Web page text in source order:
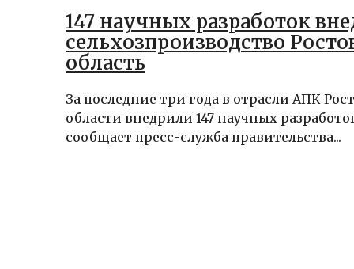
147 научных разработок
сельхозпроизводство
область
За последние три года в отрасли АПК
области внедрили 147 научных
сообщает пресс-служба правительства...